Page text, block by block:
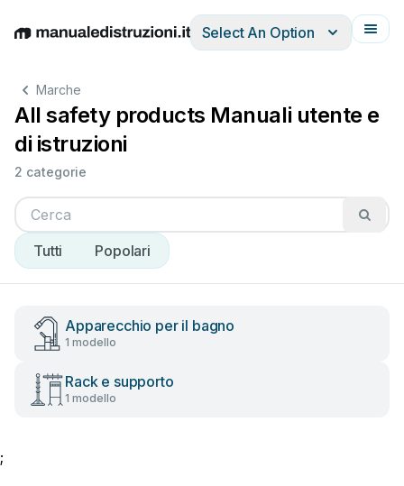
EnglishDeutschEspañolItalianoFrançais
Select An Option
Marche
All safety products Manuali utente e
di istruzioni
2 categorie
Tutti Popolari
Apparecchio per il bagno
1 modello
Rack e supporto
1 modello
;